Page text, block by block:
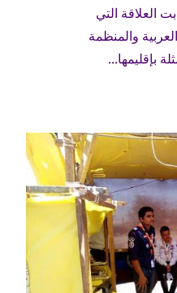
العلاقة التي
والمنظمة
بإقليمها...